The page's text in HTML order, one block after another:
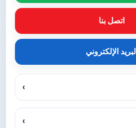
اتصل بنا
البريد الإلكتروني
›
›